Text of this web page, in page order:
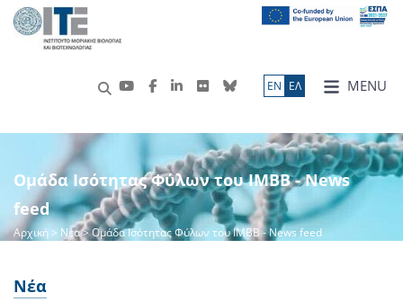
MENU
ΕN ΕΛ
Ομάδα Ισότητας Φύλων του ΙΜΒΒ - News
feed
Αρχική> Νέα> Ομάδα Ισότητας Φύλων του ΙΜΒΒ - News feed
Νέα